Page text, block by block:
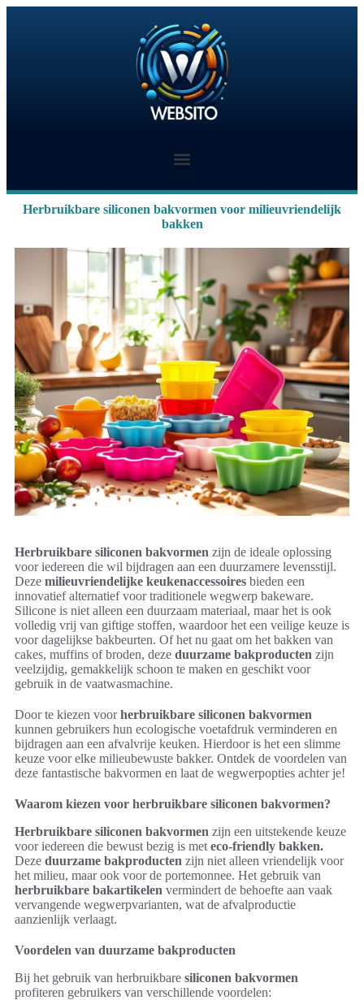
Herbruikbare siliconen bakvormen voor milieuvriendelijk
bakken
Herbruikbare siliconen bakvormen zijn de ideale oplossing
voor iedereen die wil bijdragen aan een duurzamere levensstijl.
Deze milieuvriendelijke keukenaccessoires bieden een
innovatief alternatief voor traditionele wegwerp bakeware.
Silicone is niet alleen een duurzaam materiaal, maar het is ook
volledig vrij van giftige stoffen, waardoor het een veilige keuze is
voor dagelijkse bakbeurten. Of het nu gaat om het bakken van
cakes, muffins of broden, deze duurzame bakproducten zijn
veelzijdig, gemakkelijk schoon te maken en geschikt voor
gebruik in de vaatwasmachine.
Door te kiezen voorherbruikbare siliconen bakvormen
kunnen gebruikers hun ecologische voetafdruk verminderen en
bijdragen aan een afvalvrije keuken. Hierdoor is het een slimme
keuze voor elke milieubewuste bakker. Ontdek de voordelen van
deze fantastische bakvormen en laat de wegwerpopties achter je!
Waarom kiezen voor herbruikbare siliconen bakvormen?
Herbruikbare siliconen bakvormen zijn een uitstekende keuze
voor iedereen die bewust bezig is met eco-friendly bakken.
Deze duurzame bakproducten zijn niet alleen vriendelijk voor
het milieu, maar ook voor de portemonnee. Het gebruik van
herbruikbare bakartikelen vermindert de behoefte aan vaak
vervangende wegwerpvarianten, wat de afvalproductie
aanzienlijk verlaagt.
Voordelen van duurzame bakproducten
Bij het gebruik van herbruikbare siliconen bakvormen
profiteren gebruikers van verschillende voordelen: